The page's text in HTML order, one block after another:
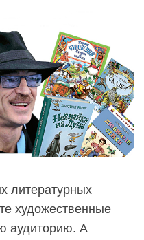
литературных
художественные
аудиторию. А